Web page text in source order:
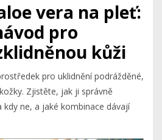
vera na pleť:
pro
kůži
pro uklidnění podrážděné,
Zjistěte, jak ji správně
ne, a jaké kombinace dávají